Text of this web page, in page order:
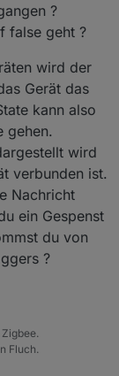
?
false geht ?
wird der
Gerät das
kann also
gehen.
wird
verbunden ist.
Nachricht
ein Gespenst
du von
?
Fluch.